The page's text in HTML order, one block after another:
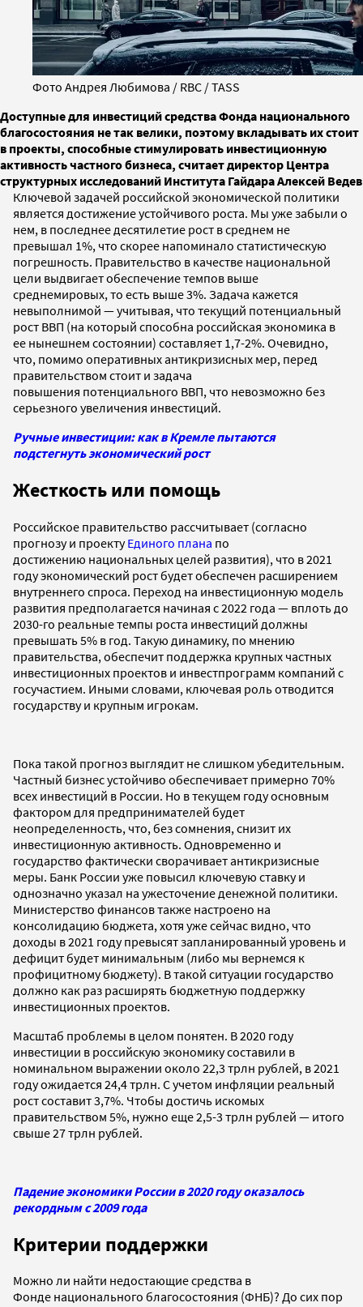
Фото Андрея Любимова / RBC / TASS
Доступные для инвестиций средства Фонда национального
благосостояния не так велики, поэтому вкладывать их стоит
в проекты, способные стимулировать инвестиционную
активность частного бизнеса, считает директор Центра
структурных исследований Института Гайдара Алексей Ведев
Ключевой задачей российской экономической политики
является достижение устойчивого роста. Мы уже забыли о
нем, в последнее десятилетие рост в среднем не
превышал 1%, что скорее напоминало статистическую
погрешность. Правительство в качестве национальной
цели выдвигает обеспечение темпов выше
среднемировых, то есть выше 3%. Задача кажется
невыполнимой — учитывая, что текущий потенциальный
рост ВВП (на который способна российская экономика в
ее нынешнем состоянии) составляет 1,7-2%. Очевидно,
что, помимо оперативных антикризисных мер, перед
правительством стоит и задача
повышения потенциального ВВП, что невозможно без
серьезного увеличения инвестиций.
Ручные инвестиции: как в Кремле пытаются
подстегнуть экономический рост
Жесткость или помощь
Российское правительство рассчитывает (согласно
прогнозу и проектуЕдиного плана по
достижению национальных целей развития), что в 2021
году экономический рост будет обеспечен расширением
внутреннего спроса. Переход на инвестиционную модель
развития предполагается начиная с 2022 года — вплоть до
2030-го реальные темпы роста инвестиций должны
превышать 5% в год. Такую динамику, по мнению
правительства, обеспечит поддержка крупных частных
инвестиционных проектов и инвестпрограмм компаний с
госучастием. Иными словами, ключевая роль отводится
государству и крупным игрокам.
Пока такой прогноз выглядит не слишком убедительным.
Частный бизнес устойчиво обеспечивает примерно 70%
всех инвестиций в России. Но в текущем году основным
фактором для предпринимателей будет
неопределенность, что, без сомнения, снизит их
инвестиционную активность. Одновременно и
государство фактически сворачивает антикризисные
меры. Банк России уже повысил ключевую ставку и
однозначно указал на ужесточение денежной политики.
Министерство финансов также настроено на
консолидацию бюджета, хотя уже сейчас видно, что
доходы в 2021 году превысят запланированный уровень и
дефицит будет минимальным (либо мы вернемся к
профицитному бюджету). В такой ситуации государство
должно как раз расширять бюджетную поддержку
инвестиционных проектов.
Масштаб проблемы в целом понятен. В 2020 году
инвестиции в российскую экономику составили в
номинальном выражении около 22,3 трлн рублей, в 2021
году ожидается 24,4 трлн. С учетом инфляции реальный
рост составит 3,7%. Чтобы достичь искомых
правительством 5%, нужно еще 2,5-3 трлн рублей — итого
свыше 27 трлн рублей.
Падение экономики России в 2020 году оказалось
рекордным с 2009 года
Критерии поддержки
Можно ли найти недостающие средства в
Фонде национального благосостояния (ФНБ)? До сих пор